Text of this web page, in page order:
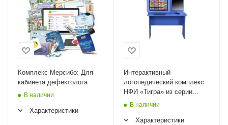
Комплекс Мерсибо: Для
кабинета дефектолога
В наличии
Характеристики
Интерактивный
логопедический комплекс
НФИ «Тигра» из серии
«Кисельковое царство»
В наличии
Характеристики